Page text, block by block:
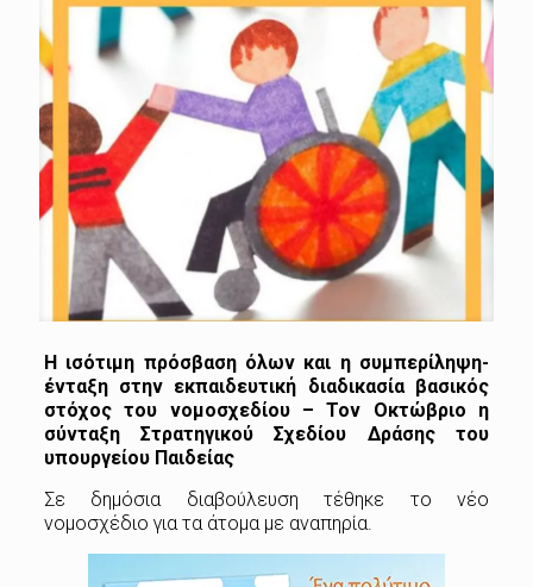
Η ισότιμη πρόσβαση όλων και η συμπερίληψη-
ένταξη στην εκπαιδευτική διαδικασία βασικός
στόχος του νομοσχεδίου – Τον Οκτώβριο η
σύνταξη Στρατηγικού Σχεδίου Δράσης του
υπουργείου Παιδείας
Σε δημόσια διαβούλευση τέθηκε το νέο
νομοσχέδιο για τα άτομα με αναπηρία.